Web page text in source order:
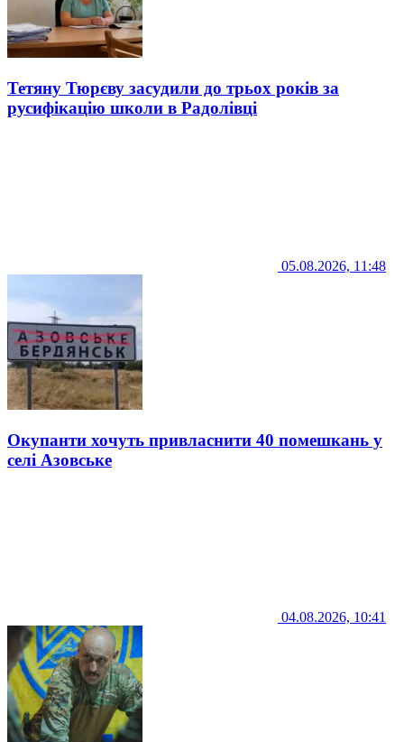
Тетяну Тюрєву засудили до трьох років за
русифікацію школи в Радолівці
05.08.2026, 11:48
Окупанти хочуть привласнити 40 помешкань у
селі Азовське
04.08.2026, 10:41